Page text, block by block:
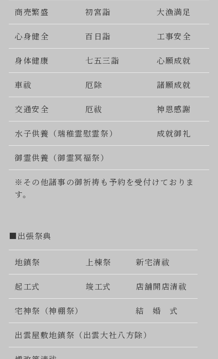
商売繁盛 初宮詣 大漁満足
心身健全 百日詣 工事安全
身体健康 七五三詣 心願成就
車祓 厄除 諸願成就
交通安全 厄祓 神恩感謝
水子供養（瑞稚霊慰霊祭） 成就御礼
御霊供養（御霊冥福祭）
※その他諸事の御祈祷も予約を受付けておりま
す。
■出張祭典
地鎮祭 上棟祭 新宅清祓
起工式 竣工式 店舗開店清祓
宅神祭（神棚祭） 結 婚 式
出雲屋敷地鎮祭（出雲大社八方除）